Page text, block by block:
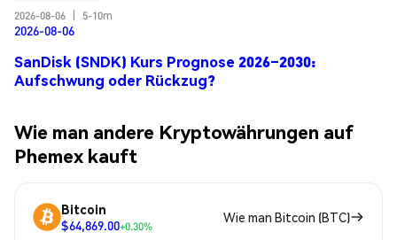
2026-08-06
5-10m
2026-08-06
SanDisk (SNDK) Kurs Prognose 2026–2030:
Aufschwung oder Rückzug?
Wie man andere Kryptowährungen auf
Phemex kauft
Bitcoin
$64,869.00+0.30%
Wie man Bitcoin (BTC)